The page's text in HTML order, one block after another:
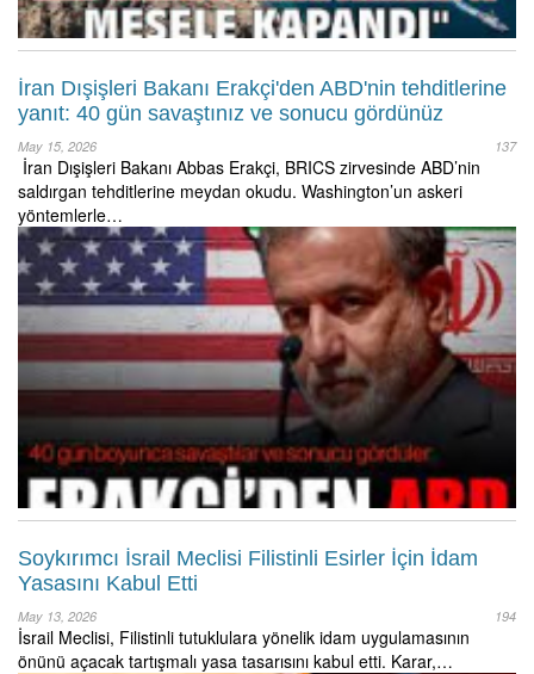
İran Dışişleri Bakanı Erakçi'den ABD'nin tehditlerine
yanıt: 40 gün savaştınız ve sonucu gördünüz
May 15, 2026 137
İran Dışişleri Bakanı Abbas Erakçi, BRICS zirvesinde ABD’nin
saldırgan tehditlerine meydan okudu. Washington’un askeri
yöntemlerle…
Soykırımcı İsrail Meclisi Filistinli Esirler İçin İdam
Yasasını Kabul Etti
May 13, 2026 194
İsrail Meclisi, Filistinli tutuklulara yönelik idam uygulamasının
önünü açacak tartışmalı yasa tasarısını kabul etti. Karar,…